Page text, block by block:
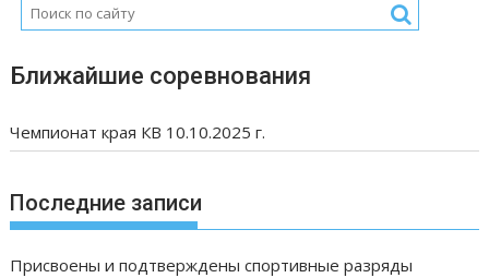
Ближайшие соревнования
Чемпионат края КВ 10.10.2025 г.
Последние записи
Присвоены и подтверждены спортивные разряды